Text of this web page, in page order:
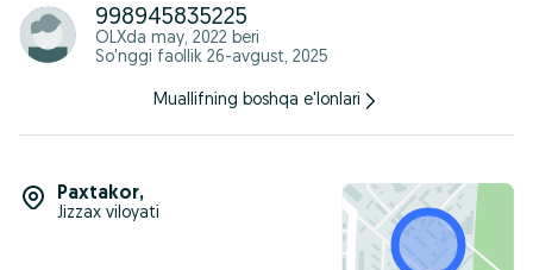
998945835225
OLXda may, 2022 beri
So'nggi faollik 26-avgust, 2025
Muallifning boshqa e'lonlari
Paxtakor,
Jizzax viloyati